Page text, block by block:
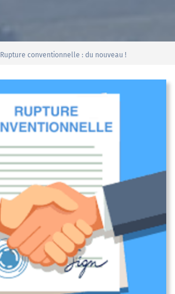
Rupture conventionnelle : du nouveau !